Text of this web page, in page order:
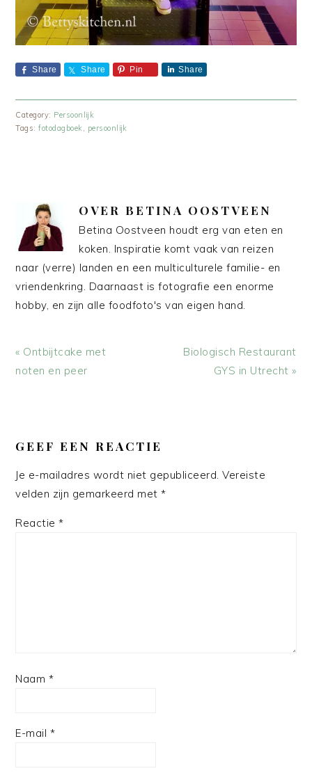
Share Share Pin Share
Category: Persoonlijk
Tags:fotodagboek, persoonlijk
OVER BETINA OOSTVEEN
Betina Oostveen houdt erg van eten en
koken. Inspiratie komt vaak van reizen
naar (verre) landen en een multiculturele familie- en
vriendenkring. Daarnaast is fotografie een enorme
hobby, en zijn alle foodfoto's van eigen hand.
Vorig
bericht:
« Ontbijtcake met
noten en peer
Volgend
bericht:
Biologisch Restaurant
GYS in Utrecht »
INTERACTIES
GEEF EEN REACTIE
Je e-mailadres wordt niet gepubliceerd. Vereiste
velden zijn gemarkeerd met*
Reactie*
Naam *
E-mail *